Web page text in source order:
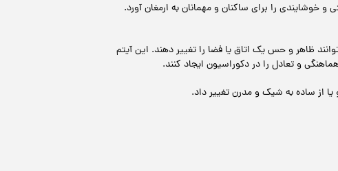
را برای ساکنان و مهمانان به ارمغان آورد.
ظاهر و حس یک اتاق یا فضا را تغییر دهند. این آیتم‌
و تعادل را در دکوراسیون ایجاد کنند.
از ساده به شیک و مدرن تغییر داد.